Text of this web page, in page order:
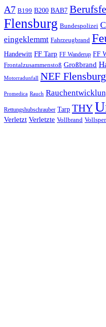
A7 B199 B200 BAB7
Flensburg Bundespolizei
eingeklemmt Fahrzeugbrand
Handewitt FF Tarp FF Wanderup FF
Frontalzusammenstoß Großbrand
Motorradunfall NEF Flensburg
Promedica Rauch
Rettungshubschrauber Tarp THY
Verletzt Verletzte Vollbrand